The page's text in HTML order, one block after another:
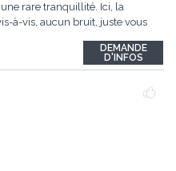
rare tranquillité. Ici, la
à-vis, aucun bruit, juste vous
et ses matériaux nobles.
DEMANDE
D'INFOS